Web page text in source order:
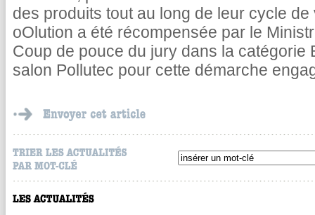
des produits tout au long de leur cycle
oOlution a été récompensée par le
Coup de pouce du jury dans la catégorie
salon Pollutec pour cette démarche